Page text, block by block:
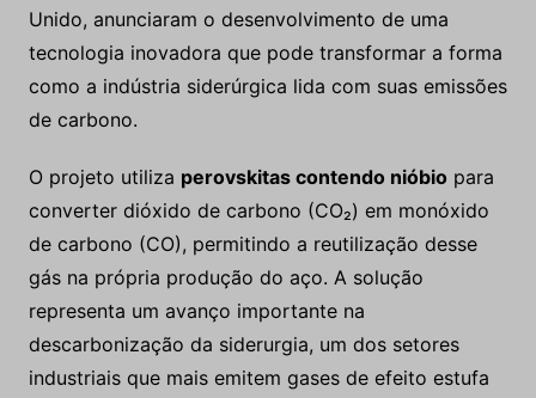
Unido, anunciaram o desenvolvimento de uma
tecnologia inovadora que pode transformar a forma
como a indústria siderúrgica lida com suas emissões
de carbono.
O projeto utiliza perovskitas contendo nióbiopara
converter dióxido de carbono (CO₂) em monóxido
de carbono (CO), permitindo a reutilização desse
gás na própria produção do aço. A solução
representa um avanço importante na
descarbonização da siderurgia, um dos setores
industriais que mais emitem gases de efeito estufa